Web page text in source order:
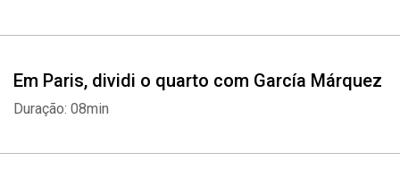
Em Paris, dividi o quarto com García Márquez
Duração: 08min